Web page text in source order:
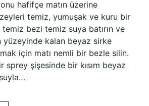
hafifçe matın üzerine
temiz, yumuşak ve kuru bir
bezi temiz suya batırın ve
yüzeyinde kalan beyaz sirke
için matı nemli bir bezle silin.
sprey şişesinde bir kısım beyaz